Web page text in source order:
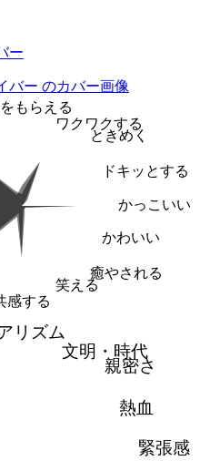
ー
もらえる
ワクワクする
ときめく
ドキッとする
かっこいい
かわいい
癒やされる
笑える
感する
リズム
文明・時代
親密さ
熱血
緊張感